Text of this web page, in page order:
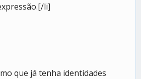
li]
que já tenha identidades